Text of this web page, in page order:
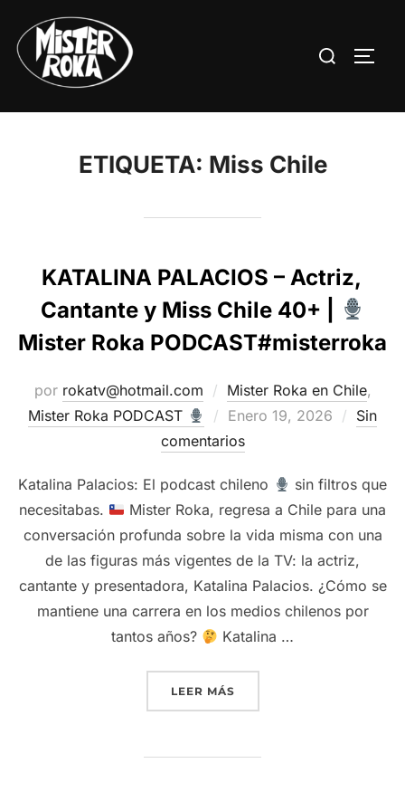
contenido
Buscar:
ETIQUETA: Miss Chile
KATALINA PALACIOS – Actriz,
Cantante y Miss Chile 40+ |
Mister Roka PODCAST#misterroka
por rokatv@hotmail.com Mister Roka en Chile,
Mister Roka PODCAST
Publicado
el
Enero 19, 2026
Sin
comentarios
Katalina Palacios: El podcast chileno
sin filtros que
necesitabas.
Mister Roka, regresa a Chile para una
conversación profunda sobre la vida misma con una
de las figuras más vigentes de la TV: la actriz,
cantante y presentadora, Katalina Palacios. ¿Cómo se
mantiene una carrera en los medios chilenos por
tantos años?
Katalina …
LEER MÁS“KATALINA PALACIOS –